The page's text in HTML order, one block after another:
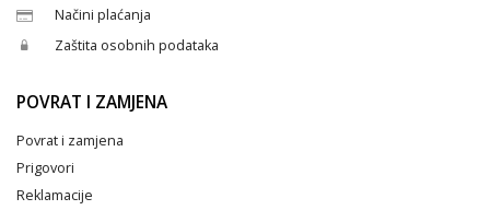
Načini plaćanja
Zaštita osobnih podataka
POVRAT I ZAMJENA
Povrat i zamjena
Prigovori
Reklamacije